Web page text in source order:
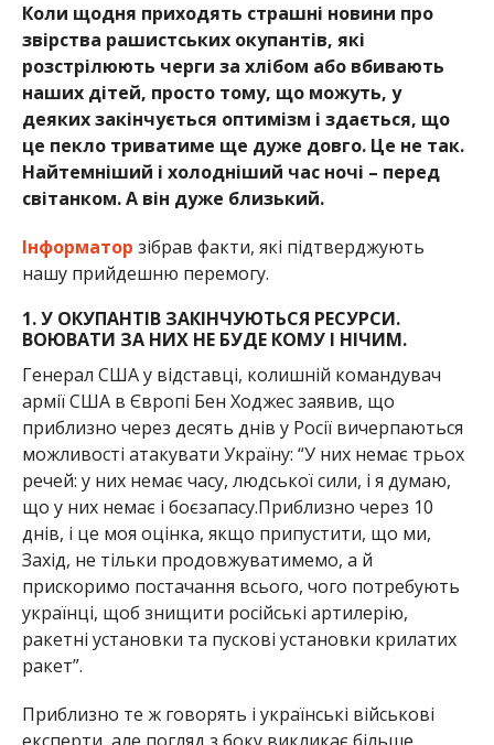
Коли щодня приходять страшні новини про
звірства рашистських окупантів, які
розстрілюють черги за хлібом або вбивають
наших дітей, просто тому, що можуть, у
деяких закінчується оптимізм і здається, що
це пекло триватиме ще дуже довго. Це не так.
Найтемніший і холодніший час ночі – перед
світанком. А він дуже близький.
Інформатор зібрав факти, які підтверджують
нашу прийдешню перемогу.
1. У ОКУПАНТІВ ЗАКІНЧУЮТЬСЯ РЕСУРСИ.
ВОЮВАТИ ЗА НИХ НЕ БУДЕ КОМУ І НІЧИМ.
Генерал США у відставці, колишній командувач
армії США в Європі Бен Ходжес заявив, що
приблизно через десять днів у Росії вичерпаються
можливості атакувати Україну: “У них немає трьох
речей: у них немає часу, людської сили, і я думаю,
що у них немає і боєзапасу.Приблизно через 10
днів, і це моя оцінка, якщо припустити, що ми,
Захід, не тільки продовжуватимемо, а й
прискоримо постачання всього, чого потребують
українці, щоб знищити російські артилерію,
ракетні установки та пускові установки крилатих
ракет”.
Приблизно те ж говорять і українські військові